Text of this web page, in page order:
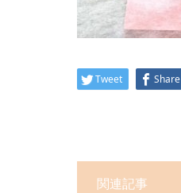
Tweet Share
関連記事